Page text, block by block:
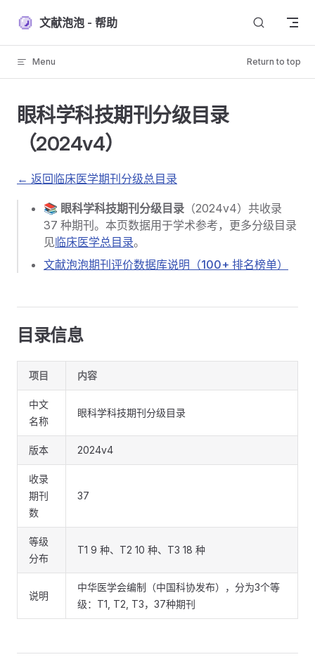
Skip to content
文献泡泡 - 帮助
Menu Return to top
眼科学科技期刊分级目录
（2024v4）
← 返回临床医学期刊分级总目录
📚 眼科学科技期刊分级目录 （2024v4）共收录
37 种期刊。本页数据用于学术参考，更多分级目录
见临床医学总目录。
文献泡泡期刊评价数据库说明（100+ 排名榜单）
目录信息
项目 内容
中文
名称
眼科学科技期刊分级目录
版本 2024v4
收录
期刊
数
37
等级
分布
T1 9 种、T2 10 种、T3 18 种
说明
中华医学会编制（中国科协发布），分为3个等
级：T1, T2, T3，37种期刊